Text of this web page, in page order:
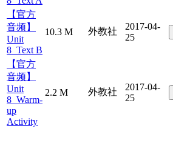
【官方
音频】
Unit
8_Text B
10.3 M 外教社
2017-04-
25
【官方
音频】
Unit
8_Warm-
up
Activity
2.2 M 外教社
2017-04-
25